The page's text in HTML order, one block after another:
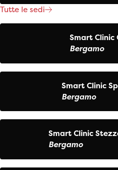
Tutte le sedi
Smart Clinic
Bergamo
Smart Clinic
Bergamo
Smart Clinic
Bergamo